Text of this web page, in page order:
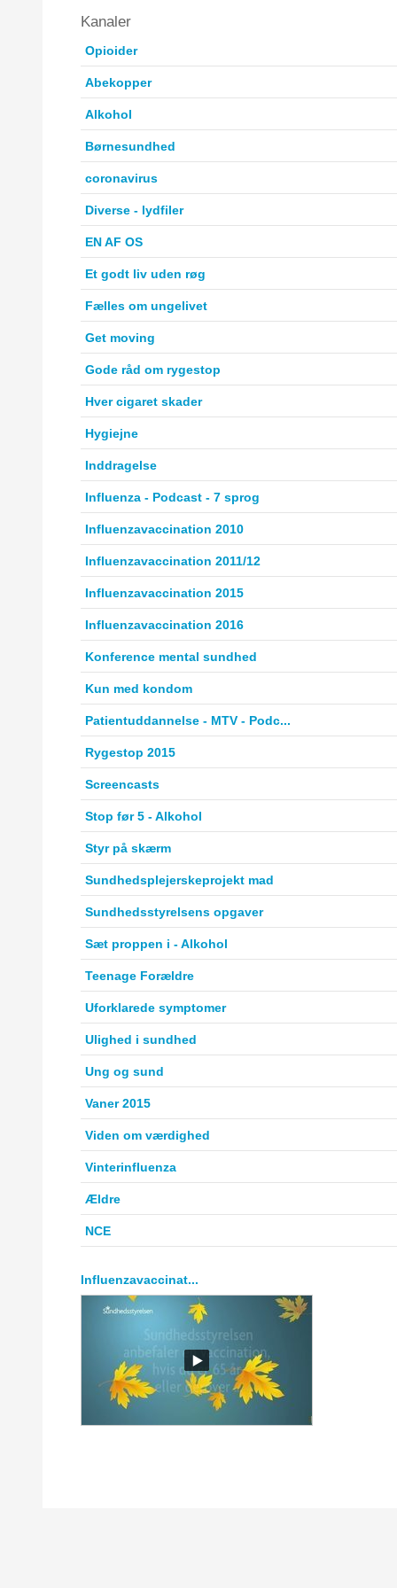
Kanaler
Opioider
Abekopper
Alkohol
Børnesundhed
coronavirus
Diverse - lydfiler
EN AF OS
Et godt liv uden røg
Fælles om ungelivet
Get moving
Gode råd om rygestop
Hver cigaret skader
Hygiejne
Inddragelse
Influenza - Podcast - 7 sprog
Influenzavaccination 2010
Influenzavaccination 2011/12
Influenzavaccination 2015
Influenzavaccination 2016
Konference mental sundhed
Kun med kondom
Patientuddannelse - MTV - Podc...
Rygestop 2015
Screencasts
Stop før 5 - Alkohol
Styr på skærm
Sundhedsplejerskeprojekt mad
Sundhedsstyrelsens opgaver
Sæt proppen i - Alkohol
Teenage Forældre
Uforklarede symptomer
Ulighed i sundhed
Ung og sund
Vaner 2015
Viden om værdighed
Vinterinfluenza
Ældre
NCE
Influenzavaccinat...